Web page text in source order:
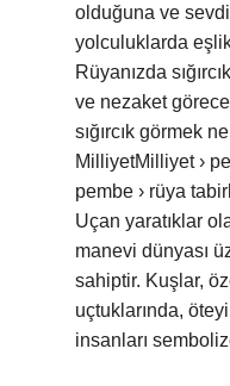
olduğuna ve
yolculuklarda
Rüyanızda
ve nezaket
sığırcık görmek
MilliyetMilliyet ›
pembe › rüya
Uçan yaratıklar
manevi dünyası
sahiptir. Kuşlar,
uçtuklarında,
insanları